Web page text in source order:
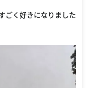
ごく好きになりました